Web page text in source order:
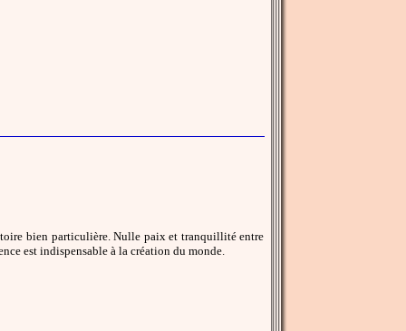
bien particulière. Nulle paix et tranquillité entre
est indispensable à la création du monde.